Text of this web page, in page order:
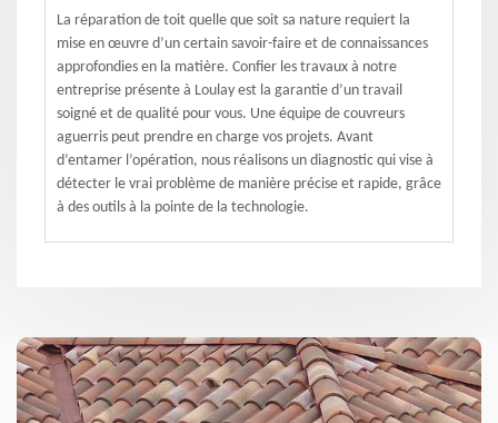
La réparation de toit quelle que soit sa nature requiert la
mise en œuvre d’un certain savoir-faire et de connaissances
approfondies en la matière. Confier les travaux à notre
entreprise présente à Loulay est la garantie d’un travail
soigné et de qualité pour vous. Une équipe de couvreurs
aguerris peut prendre en charge vos projets. Avant
d’entamer l’opération, nous réalisons un diagnostic qui vise à
détecter le vrai problème de manière précise et rapide, grâce
à des outils à la pointe de la technologie.